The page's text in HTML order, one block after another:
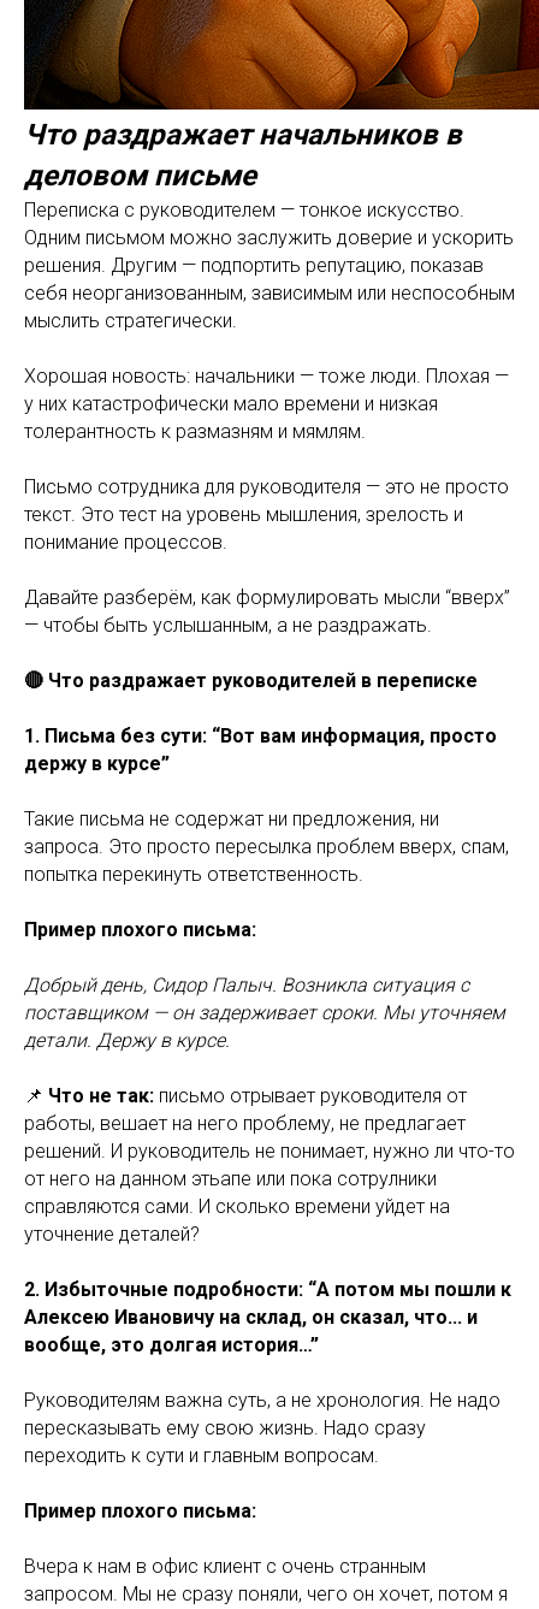
Что раздражает начальников в
деловом письме
Переписка с руководителем — тонкое искусство.
Одним письмом можно заслужить доверие и ускорить
решения. Другим — подпортить репутацию, показав
себя неорганизованным, зависимым или неспособным
мыслить стратегически.
Хорошая новость: начальники — тоже люди. Плохая —
у них катастрофически мало времени и низкая
толерантность к размазням и мямлям.
Письмо сотрудника для руководителя — это не просто
текст. Это тест на уровень мышления, зрелость и
понимание процессов.
Давайте разберём, как формулировать мысли “вверх”
— чтобы быть услышанным, а не раздражать.
🔴 Что раздражает руководителей в переписке
1. Письма без сути: “Вот вам информация, просто
держу в курсе”
Такие письма не содержат ни предложения, ни
запроса. Это просто пересылка проблем вверх, спам,
попытка перекинуть ответственность.
Пример плохого письма:
Добрый день, Сидор Палыч. Возникла ситуация с
поставщиком — он задерживает сроки. Мы уточняем
детали. Держу в курсе.
📌 Что не так: письмо отрывает руководителя от
работы, вешает на него проблему, не предлагает
решений. И руководитель не понимает, нужно ли что-то
от него на данном этьапе или пока сотрулники
справляются сами. И сколько времени уйдет на
уточнение деталей?
2. Избыточные подробности: “А потом мы пошли к
Алексею Ивановичу на склад, он сказал, что... и
вообще, это долгая история…”
Руководителям важна суть, а не хронология. Не надо
пересказывать ему свою жизнь. Надо сразу
переходить к сути и главным вопросам.
Пример плохого письма:
Вчера к нам в офис клиент с очень странным
запросом. Мы не сразу поняли, чего он хочет, потом я